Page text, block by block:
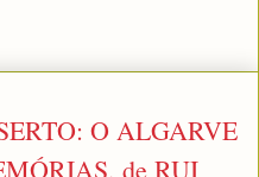
O ALGARVE
de RUI